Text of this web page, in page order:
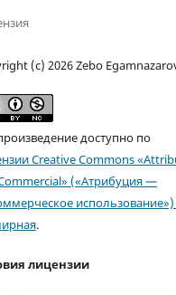
(c) 2026 Zebo
доступно по
Creative Commons
(«Атрибуция —
использование»)
.
лицензии